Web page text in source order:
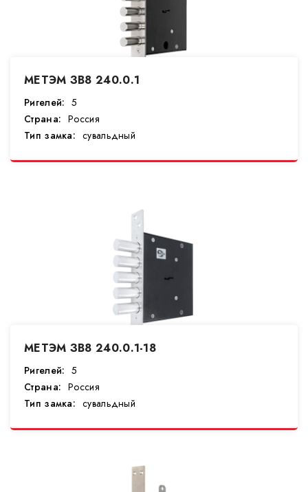
МЕТЭМ ЗВ8 240.0.1
Ригелей: 5
Страна: Россия
Тип замка: сувальдный
МЕТЭМ ЗВ8 240.0.1-18
Ригелей: 5
Страна: Россия
Тип замка: сувальдный